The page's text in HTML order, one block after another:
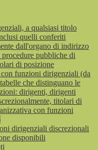
a qualsiasi titolo
quelli conferiti
dall'organo di indirizzo
pubbliche di
di posizione
funzioni dirigenziali (da
che distinguano le
dirigenti, dirigenti
titolari di
con funzioni
dirigenziali discrezionali
disponibili